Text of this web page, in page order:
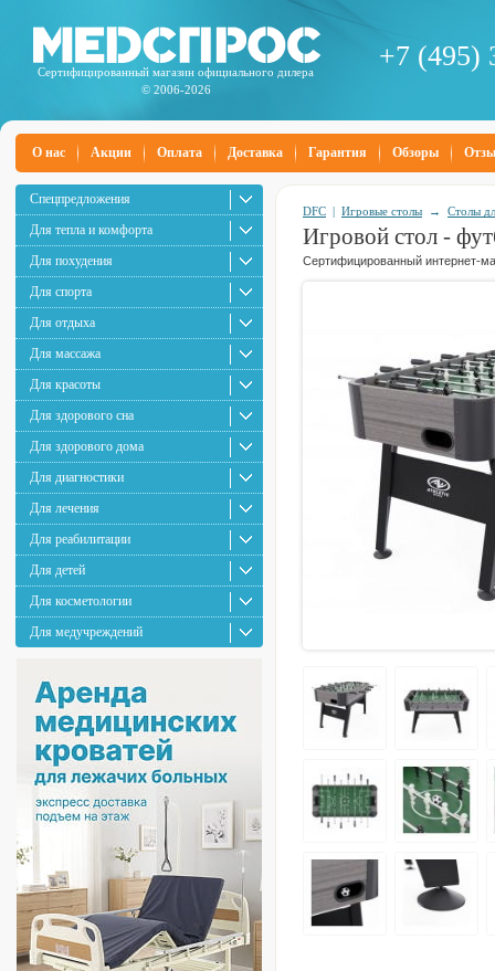
Сертифицированный магазин официального дилера
© 2006-2026
+7 (495)
О нас Акции Оплата Доставка Гарантия Обзоры
Спецпредложения
Для тепла и комфорта
Для похудения
Для спорта
Для отдыха
Для массажа
Для красоты
Для здорового сна
Для здорового дома
Для диагностики
Для лечения
Для реабилитации
Для детей
Для косметологии
Для медучреждений
DFC | Игровые столы → Столы
Игровой стол -
Сертифицированный интернет-